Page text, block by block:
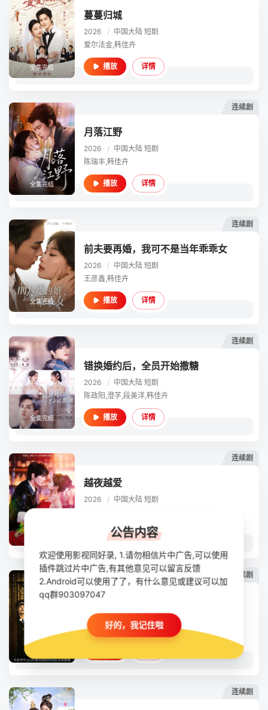
全集完结
蔓蔓归城
2026 / 中国大陆 短剧
爱尔法金,韩佳卉
播放 详情
连续剧
全集完结
月落江野
2026 / 中国大陆 短剧
陈瑞丰,韩佳卉
播放 详情
连续剧
全集完结
前夫要再婚，我可不是当年乖乖女
2026 / 中国大陆 短剧
王彦鑫,韩佳卉
播放 详情
连续剧
全集完结
错换婚约后，全员开始撒糖
2026 / 中国大陆 短剧
陈政阳,澄芓,段美洋,韩佳卉
播放 详情
连续剧
越夜越爱
2026 / 中国大陆 短剧
播放 详情
连续剧
闻香识心
2022 / 大陆国产,内地
杨业明,李佳佳,马昊,宁玥,李辛雨,韩佳卉
连续剧
公告内容
欢迎使用影视同好录, 1.请勿相信片中广告,可以使用
插件跳过片中广告,有其他意见可以留言反馈
2.Android可以使用了了，有什么意见或建议可以加
qq群903097047
好的，我记住啦